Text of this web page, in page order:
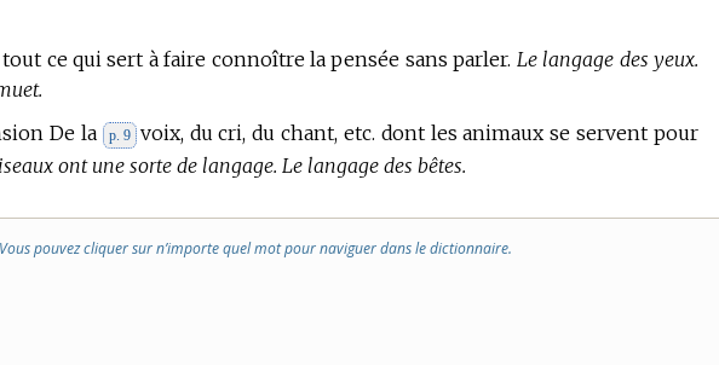
ce qui sert à faire connoître la pensée sans parler. Le langage des yeux.
De la
p. 9 voix, du cri, du chant, etc. dont les animaux se servent pour
ont une sorte de langage. Le langage des bêtes.
Vous pouvez cliquer sur n’importe quel mot pour naviguer dans le dictionnaire.